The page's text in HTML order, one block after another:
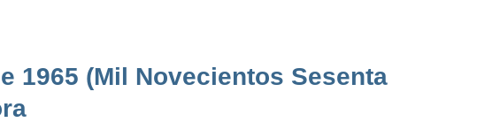
1965 (Mil Novecientos Sesenta